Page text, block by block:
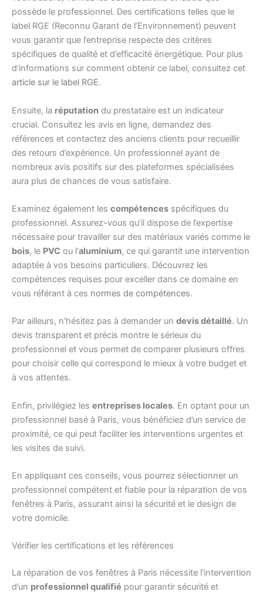
possède le professionnel. Des certifications telles que le
label RGE (Reconnu Garant de l’Environnement) peuvent
vous garantir que l’entreprise respecte des critères
spécifiques de qualité et d’efficacité énergétique. Pour plus
d’informations sur comment obtenir ce label, consultez cet
article sur le label RGE.
Ensuite, la réputation du prestataire est un indicateur
crucial. Consultez les avis en ligne, demandez des
références et contactez des anciens clients pour recueillir
des retours d’expérience. Un professionnel ayant de
nombreux avis positifs sur des plateformes spécialisées
aura plus de chances de vous satisfaire.
Examinez également les compétences spécifiques du
professionnel. Assurez-vous qu’il dispose de l’expertise
nécessaire pour travailler sur des matériaux variés comme le
bois, le PVC ou l’aluminium, ce qui garantit une intervention
adaptée à vos besoins particuliers. Découvrez les
compétences requises pour exceller dans ce domaine en
vous référant à ces normes de compétences.
Par ailleurs, n’hésitez pas à demander un devis détaillé. Un
devis transparent et précis montre le sérieux du
professionnel et vous permet de comparer plusieurs offres
pour choisir celle qui correspond le mieux à votre budget et
à vos attentes.
Enfin, privilégiez les entreprises locales. En optant pour un
professionnel basé à Paris, vous bénéficiez d’un service de
proximité, ce qui peut faciliter les interventions urgentes et
les visites de suivi.
En appliquant ces conseils, vous pourrez sélectionner un
professionnel compétent et fiable pour la réparation de vos
fenêtres à Paris, assurant ainsi la sécurité et le design de
votre domicile.
Vérifier les certifications et les références
La réparation de vos fenêtres à Paris nécessite l’intervention
d’un professionnel qualifié pour garantir sécurité et